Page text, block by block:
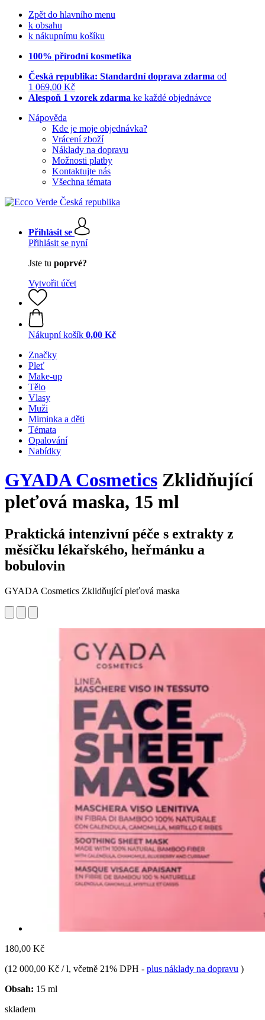
Zpět do hlavního menu
k obsahu
k nákupnímu košíku
100% přírodní kosmetika
Česká republika: Standardní doprava zdarma od
1 069,00 Kč
Alespoň 1 vzorek zdarma ke každé objednávce
Nápověda
Kde je moje objednávka?
Vrácení zboží
Náklady na dopravu
Možnosti platby
Kontaktujte nás
Všechna témata
Přihlásit se
Přihlásit se nyní
Jste tu poprvé?
Vytvořit účet
Nákupní košík 0,00 Kč
Značky
Pleť
Make-up
Tělo
Vlasy
Muži
Miminka a děti
Témata
Opalování
Nabídky
GYADA Cosmetics Zklidňující
pleťová maska, 15 ml
Praktická intenzivní péče s extrakty z
měsíčku lékařského, heřmánku a
bobulovin
GYADA Cosmetics Zklidňující pleťová maska
180,00 Kč
(12 000,00 Kč / l, včetně 21% DPH - plus náklady na dopravu )
Obsah: 15 ml
skladem